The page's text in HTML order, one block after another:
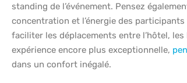
standing de l’événement. Pensez
concentration et l’énergie des
faciliter les déplacements entre l’hôtel,
expérience encore plus exceptionnelle,
dans un confort inégalé.